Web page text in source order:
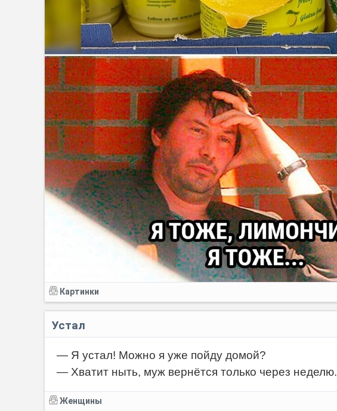
Картинки
Устал
— Я устал! Можно я уже пойду домой?
— Хватит ныть, муж вернётся только через неделю.
Женщины